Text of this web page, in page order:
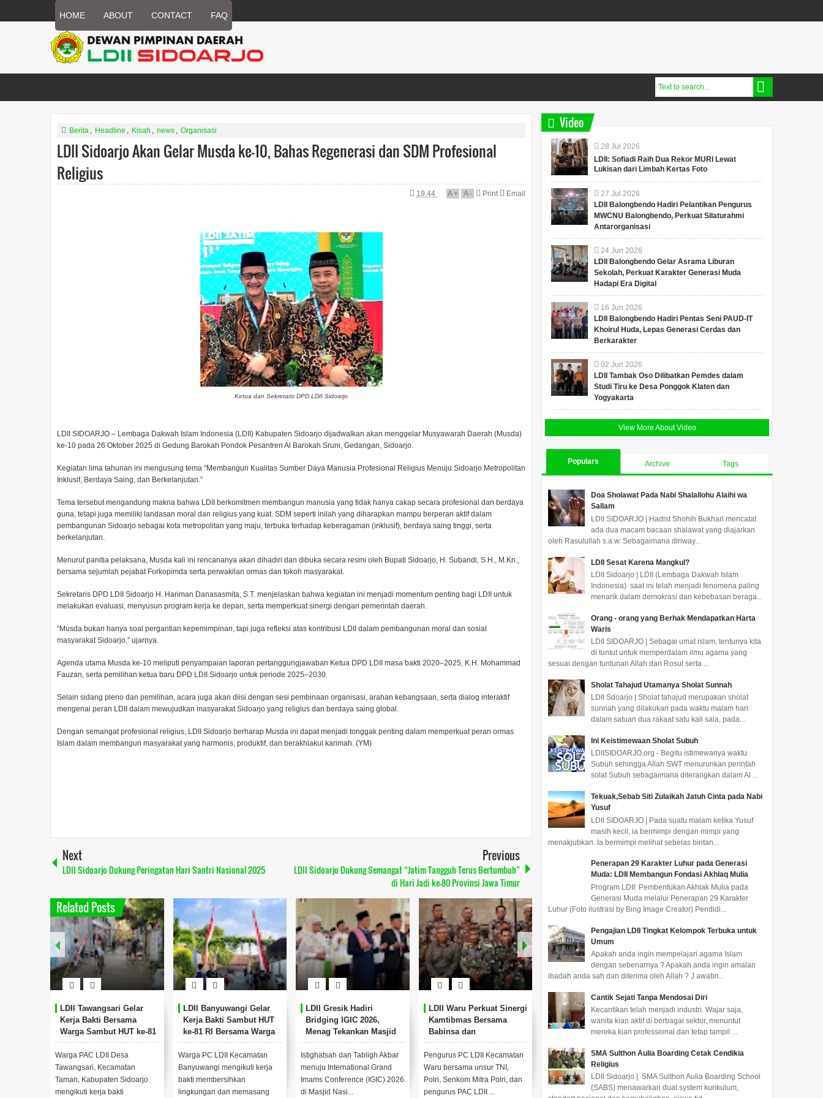
HOME ABOUT CONTACT FAQ
Berita , Headline , Kisah , news , Organisasi
LDII Sidoarjo Akan Gelar Musda ke-10, Bahas Regenerasi dan SDM Profesional
Religius
19.44 A+ A- Print Email
Ketua dan Sekretaris DPD LDII Sidoarjo
LDII SIDOARJO – Lembaga Dakwah Islam Indonesia (LDII) Kabupaten Sidoarjo dijadwalkan akan menggelar Musyawarah Daerah (Musda)
ke-10 pada 26 Oktober 2025 di Gedung Barokah Pondok Pesantren Al Barokah Sruni, Gedangan, Sidoarjo.
Kegiatan lima tahunan ini mengusung tema “Membangun Kualitas Sumber Daya Manusia Profesional Religius Menuju Sidoarjo Metropolitan
Inklusif, Berdaya Saing, dan Berkelanjutan.”
Tema tersebut mengandung makna bahwa LDII berkomitmen membangun manusia yang tidak hanya cakap secara profesional dan berdaya
guna, tetapi juga memiliki landasan moral dan religius yang kuat. SDM seperti inilah yang diharapkan mampu berperan aktif dalam
pembangunan Sidoarjo sebagai kota metropolitan yang maju, terbuka terhadap keberagaman (inklusif), berdaya saing tinggi, serta
berkelanjutan.
Menurut panitia pelaksana, Musda kali ini rencananya akan dihadiri dan dibuka secara resmi oleh Bupati Sidoarjo, H. Subandi, S.H., M.Kn.,
bersama sejumlah pejabat Forkopimda serta perwakilan ormas dan tokoh masyarakat.
Sekretaris DPD LDII Sidoarjo H. Hariman Danasasmita, S.T. menjelaskan bahwa kegiatan ini menjadi momentum penting bagi LDII untuk
melakukan evaluasi, menyusun program kerja ke depan, serta memperkuat sinergi dengan pemerintah daerah.
“Musda bukan hanya soal pergantian kepemimpinan, tapi juga refleksi atas kontribusi LDII dalam pembangunan moral dan sosial
masyarakat Sidoarjo,” ujarnya.
Agenda utama Musda ke-10 meliputi penyampaian laporan pertanggungjawaban Ketua DPD LDII masa bakti 2020–2025, K.H. Mohammad
Fauzan, serta pemilihan ketua baru DPD LDII Sidoarjo untuk periode 2025–2030.
Selain sidang pleno dan pemilihan, acara juga akan diisi dengan sesi pembinaan organisasi, arahan kebangsaan, serta dialog interaktif
mengenai peran LDII dalam mewujudkan masyarakat Sidoarjo yang religius dan berdaya saing global.
Dengan semangat profesional religius, LDII Sidoarjo berharap Musda ini dapat menjadi tonggak penting dalam memperkuat peran ormas
Islam dalam membangun masyarakat yang harmonis, produktif, dan berakhlakul karimah. (YM)
Next
LDII Sidoarjo Dukung Peringatan Hari Santri Nasional 2025
Previous
LDII Sidoarjo Dukung Semangat “Jatim Tangguh Terus Bertumbuh”
di Hari Jadi ke-80 Provinsi Jawa Timur
Related Posts
LDII Tawangsari Gelar
Kerja Bakti Bersama
Warga Sambut HUT ke-81
RI
Warga PAC LDII Desa
Tawangsari, Kecamatan
Taman, Kabupaten Sidoarjo
mengikuti kerja bakti
LDII Banyuwangi Gelar
Kerja Bakti Sambut HUT
ke-81 RI Bersama Warga
Warga PC LDII Kecamatan
Banyuwangi mengikuti kerja
bakti membersihkan
lingkungan dan memasang
LDII Gresik Hadiri
Bridging IGIC 2026,
Menag Tekankan Masjid
sebagai Pusat
Pemberdayaan Umat
Istighatsah dan Tabligh Akbar
menuju International Grand
Imams Conference (IGIC) 2026
di Masjid Nasi...
LDII Waru Perkuat Sinergi
Kamtibmas Bersama
Babinsa dan
Bhabinkamtibmas
Pengurus PC LDII Kecamatan
Waru bersama unsur TNI,
Polri, Senkom Mitra Polri, dan
pengurus PAC LDII ...
LDII Balongbendo
Audiensi dengan
Kapolsek Baru Perkuat
Pengurus PC LDII Kecamatan
Balongbendo bersama
Senkom Mitra Polri melakukan
audiensi dan silaturahmi...
LDII Mimika Serahkan
Majalah Nuansa Persada
ke Instansi Pemerintah di
Pengurus PAC LDII Kelurahan
Majalah Nuansa Persada edisi
Juli 2026 kepada pe...
Video
28 Jul 2026
LDII: Sofiadi Raih Dua Rekor MURI Lewat
Lukisan dari Limbah Kertas Foto
27 Jul 2026
LDII Balongbendo Hadiri Pelantikan Pengurus
MWCNU Balongbendo, Perkuat Silaturahmi
Antarorganisasi
24 Jun 2026
LDII Balongbendo Gelar Asrama Liburan
Sekolah, Perkuat Karakter Generasi Muda
Hadapi Era Digital
16 Jun 2026
LDII Balongbendo Hadiri Pentas Seni PAUD-IT
Khoirul Huda, Lepas Generasi Cerdas dan
Berkarakter
02 Jun 2026
LDII Tambak Oso Dilibatkan Pemdes dalam
Studi Tiru ke Desa Ponggok Klaten dan
Yogyakarta
View More About Video
Populars Archive Tags
Doa Sholawat Pada Nabi Shalallohu Alaihi wa
Sallam
LDII SIDOARJO | Hadist Shohih Bukhari mencatat
ada dua macam bacaan shalawat yang diajarkan
oleh Rasulullah s.a.w. Sebagaimana diriway...
LDII Sesat Karena Mangkul?
LDII Sidoarjo | LDII (Lembaga Dakwah Islam
Indonesia) saat ini telah menjadi fenomena paling
menarik dalam demokrasi dan kebebasan beraga...
Orang - orang yang Berhak Mendapatkan Harta
Waris
LDII SIDOARJO | Sebagai umat islam, tentunya kita
di tuntut untuk memperdalam ilmu agama yang
sesuai dengan tuntunan Allah dan Rosul serta ...
Sholat Tahajud Utamanya Sholat Sunnah
LDII Sdoarjo | Sholat tahajud merupakan sholat
sunnah yang dilakukan pada waktu malam hari
dalam satuan dua rakaat satu kali sala, pada...
Ini Keistimewaan Sholat Subuh
LDIISIDOARJO.org - Begitu istimewanya waktu
Subuh sehingga Allah SWT menurunkan perintah
solat Subuh sebagaimana diterangkan dalam Al ...
Tekuak,Sebab Siti Zulaikah Jatuh Cinta pada Nabi
Yusuf
LDII SIDOARJO | Pada suatu malam ketika Yusuf
masih kecil, ia bermimpi dengan mimpi yang
menakjubkan. Ia bermimpi melihat sebelas bintan...
Penerapan 29 Karakter Luhur pada Generasi
Muda: LDII Membangun Fondasi Akhlaq Mulia
Program LDII: Pembentukan Akhlak Mulia pada
Generasi Muda melalui Penerapan 29 Karakter
Luhur (Foto ilustrasi by Bing Image Creator) Pendidi...
Pengajian LDII Tingkat Kelompok Terbuka untuk
Umum
Apakah anda ingin mempelajari agama Islam
dengan sebenarnya ? Apakah anda ingin amalan
ibadah anda sah dan diterima oleh Allah ? J awabn...
Cantik Sejati Tanpa Mendosai Diri
Kecantikan telah menjadi industri. Wajar saja,
wanita kian aktif di berbagai sektor, menuntut
mereka kian professional dan tetap tampil ...
SMA Sulthon Aulia Boarding Cetak Cendikia
Religius
LDII Sidoarjo | SMA Sulthon Aulia Boarding School
(SABS) menawarkan dual system kurikulum,